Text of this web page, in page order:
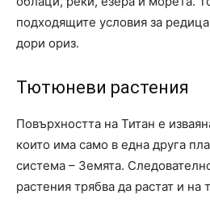
подходящите условия за
дори ориз.
Тютюневи растения
Повърхността на Титан е
които има само в една друга
система – Земята.
растения трябва да растат и на